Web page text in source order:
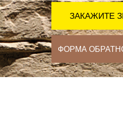
ЗАКАЖИТЕ
ФОРМА